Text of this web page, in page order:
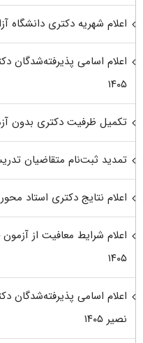
اعلام شهریه دکتری دانشگاه آزاد
اعلام اسامی پذیرفته‌شدگان
۱۴۰۵
تکمیل ظرفیت دکتری بدون
تمدید ثبت‌نام متقاضیان تدریس
اعلام نتایج دکتری استاد محور
اعلام شرایط معافیت از
۱۴۰۵
اعلام اسامی پذیرفته‌شدگان
نصیر ۱۴۰۵